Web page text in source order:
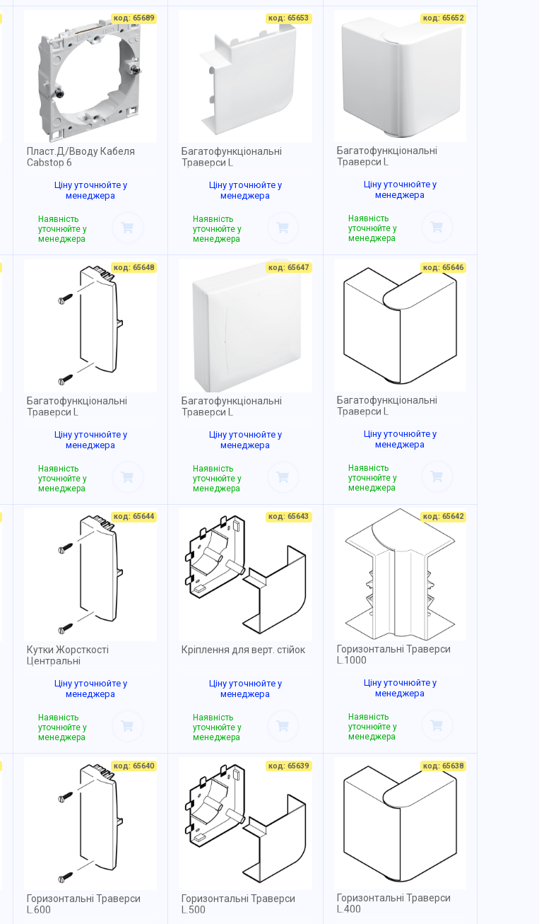
код: 65689
Пласт.Д/Вводу Кабеля
Cabstop 6
Ціну уточнюйте у
менеджера
Наявність
уточнюйте у
менеджера
код: 65653
Багатофункціональні
Траверси L
Ціну уточнюйте у
менеджера
Наявність
уточнюйте у
менеджера
код: 65652
Багатофункціональні
Траверси L
Ціну уточнюйте у
менеджера
Наявність
уточнюйте у
менеджера
код: 65648
Багатофункціональні
Траверси L
Ціну уточнюйте у
менеджера
Наявність
уточнюйте у
менеджера
код: 65647
Багатофункціональні
Траверси L
Ціну уточнюйте у
менеджера
Наявність
уточнюйте у
менеджера
код: 65646
Багатофункціональні
Траверси L
Ціну уточнюйте у
менеджера
Наявність
уточнюйте у
менеджера
код: 65644
Кутки Жорсткості
Центральні
Ціну уточнюйте у
менеджера
Наявність
уточнюйте у
менеджера
код: 65643
Кріплення для верт. стійок
Ціну уточнюйте у
менеджера
Наявність
уточнюйте у
менеджера
код: 65642
Горизонтальні Траверси
L.1000
Ціну уточнюйте у
менеджера
Наявність
уточнюйте у
менеджера
код: 65640
Горизонтальні Траверси
L.600
код: 65639
Горизонтальні Траверси
L.500
код: 65638
Горизонтальні Траверси
L.400